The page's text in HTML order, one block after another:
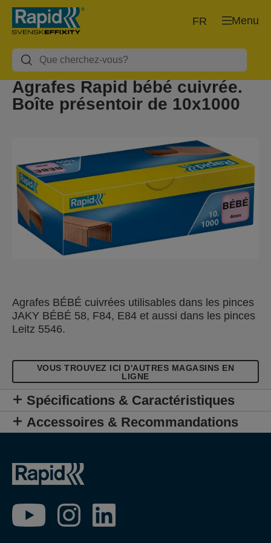
Menu
FR
Agrafes Rapid bébé cuivrée.
Boîte présentoir de 10x1000
Agrafes BÉBÉ cuivrées utilisables dans les pinces
JAKY BÉBÉ 58, F84, E84 et aussi dans les pinces
Leitz 5546.
VOUS TROUVEZ ICI D'AUTRES MAGASINS EN
LIGNE
Spécifications & Caractéristiques
Accessoires & Recommandations